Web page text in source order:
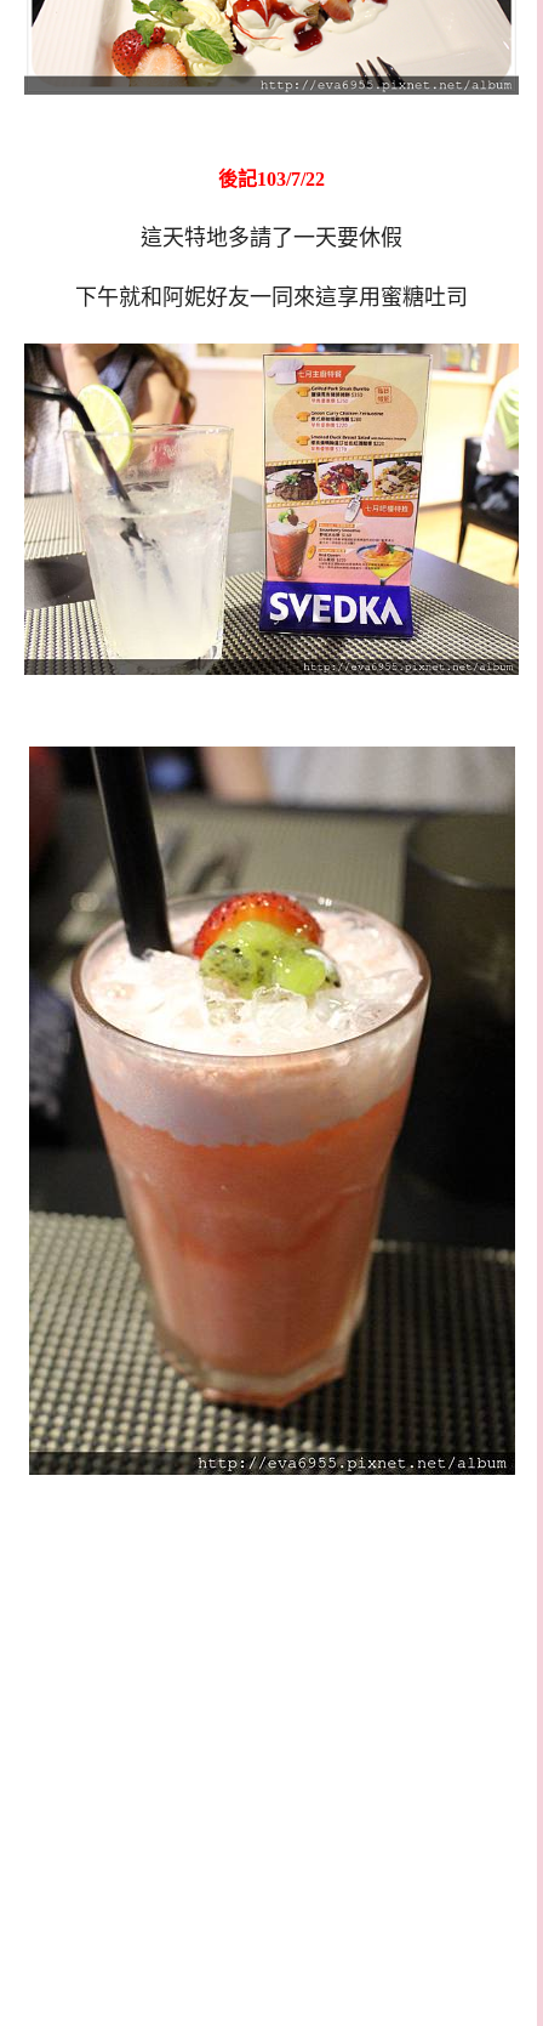
後記103/7/22
這天特地多請了一天要休假
下午就和阿妮好友一同來這享用蜜糖吐司